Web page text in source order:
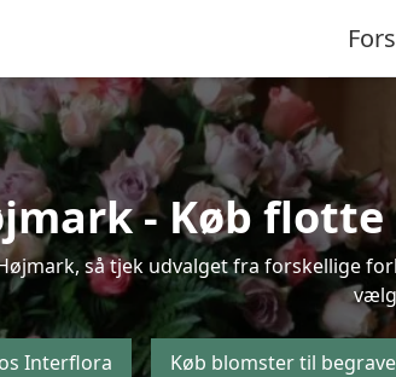
- Køb
så tjek udvalget fra forskellige
Interflora Køb blomster til